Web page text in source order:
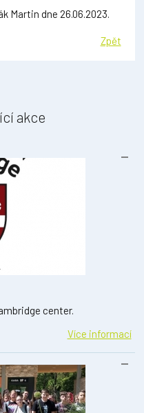
Martin dne 26.06.2023.
Zpět
akce
center.
Více informací